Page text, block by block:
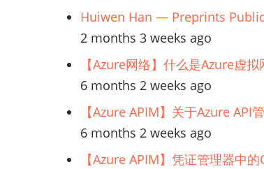
Huiwen Han — Preprints
2 months 3 weeks ago
【Azure网络】什么是Azure虚拟
6 months 2 weeks ago
【Azure APIM】关于Azure API
6 months 2 weeks ago
【Azure APIM】凭证管理器中